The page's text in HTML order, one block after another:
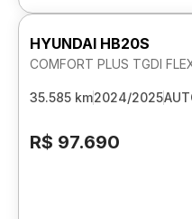
HYUNDAI HB20S
COMFORT PLUS TGDI
35.585 km2024/2025
R$ 97.690